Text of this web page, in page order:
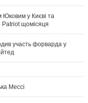
Юковим у Києві та
Patriot щомісяця
участь форварда у
Мессі